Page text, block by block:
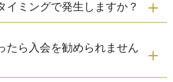
イミングで発生しますか？
たら入会を勧められません